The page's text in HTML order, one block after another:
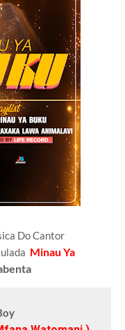
Do Cantor
Minau Ya